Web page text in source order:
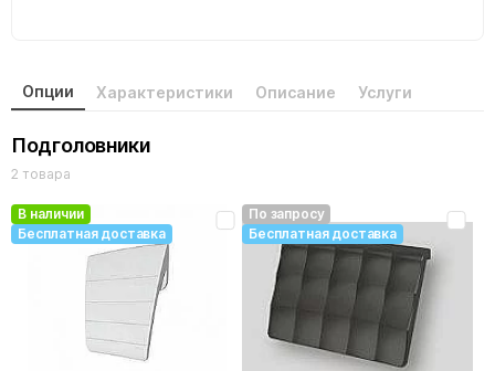
Опции Характеристики Описание Услуги
Подголовники
2 товара
В наличии
Бесплатная доставка
По запросу
Бесплатная доставка